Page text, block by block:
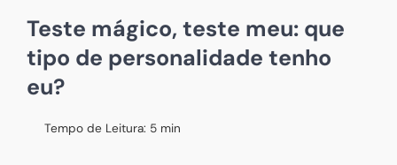
Teste mágico, teste meu: que
tipo de personalidade tenho
eu?
Tempo de Leitura: 5 min